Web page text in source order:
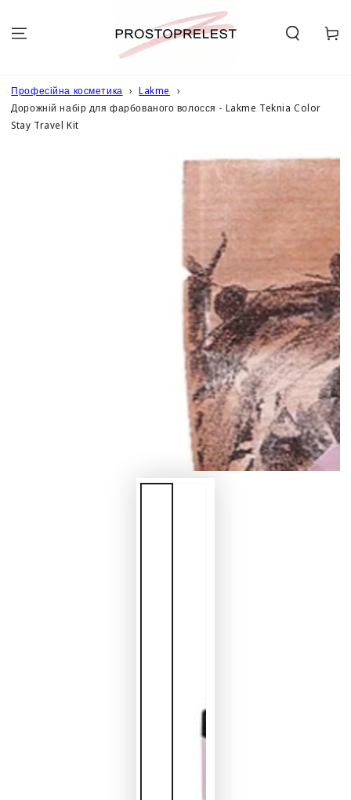
Кошик
Професійна косметика
Lakme
Дорожній набір для фарбованого волосся - Lakme Teknia Color
Stay Travel Kit